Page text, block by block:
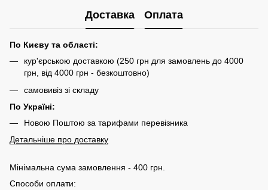
Доставка Оплата
По Києву та області:
кур'єрською доставкою (250 грн для замовлень до 4000
грн, від 4000 грн - безкоштовно)
самовивіз зі складу
По Україні:
Новою Поштою за тарифами перевізника
Детальніше про доставку
Мінімальна сума замовлення - 400 грн.
Способи оплати: